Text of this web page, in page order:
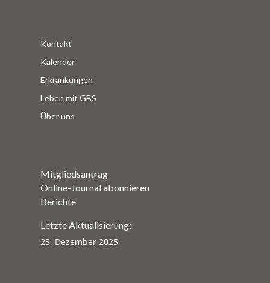
Kontakt
Kalender
Erkrankungen
Leben mit GBS
Über uns
Mitgliedsantrag
Online-Journal abonnieren
Berichte
Letzte Aktualisierung:
23. Dezember 2025